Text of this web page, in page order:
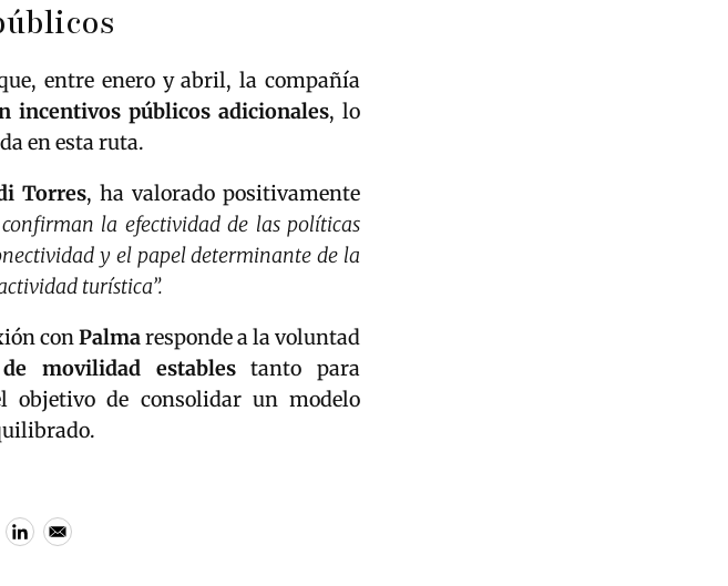
entre enero y abril, la compañía
incentivos públicos adicionales, lo
en esta ruta.
Torres, ha valorado positivamente
confirman la efectividad de las políticas
y el papel determinante de la
turística”.
con Palma responde a la voluntad
movilidad establestanto para
objetivo de consolidar un modelo